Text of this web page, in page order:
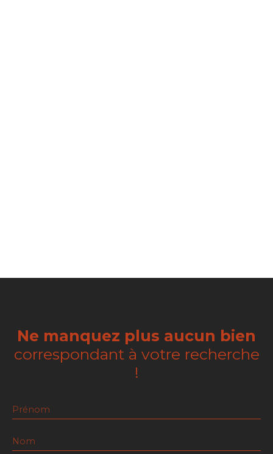
Ne manquez plus aucun bien
correspondant à votre recherche
!
Prénom
Nom